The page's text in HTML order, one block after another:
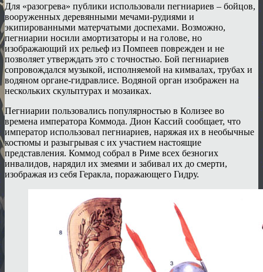
Для «разогрева» публики использовали пегниариев – бойцов,
вооруженных деревянными мечами-рудиями и
экипированными матерчатыми доспехами. Возможно,
пегниарии носили амортизаторы и на голове, но
изображающий их рельеф из Помпеев поврежден и не
позволяет утверждать это с точностью. Бой пегниариев
сопровождался музыкой, исполняемой на кимвалах, трубах и
водяном органе-гидравлисе. Водяной орган изображен на
нескольких скульптурах и мозаиках.
Пегниарии пользовались популярностью в Колизее во
времена императора Коммода. Дион Кассий сообщает, что
император использовал пегниариев, наряжая их в необычные
костюмы и разыгрывая с их участием настоящие
представления. Коммод собрал в Риме всех безногих
инвалидов, нарядил их змеями и забивал их до смерти,
изображая из себя Геракла, поражающего Гидру.